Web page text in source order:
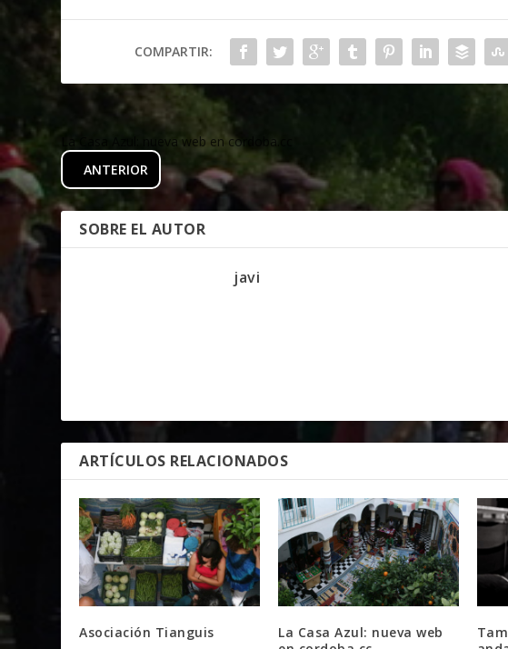
COMPARTIR:
La Casa Azul: nueva web en cordoba.cc
ANTERIOR
SOBRE EL AUTOR
javi
ARTÍCULOS RELACIONADOS
Asociación Tianguis
La Casa Azul: nueva web